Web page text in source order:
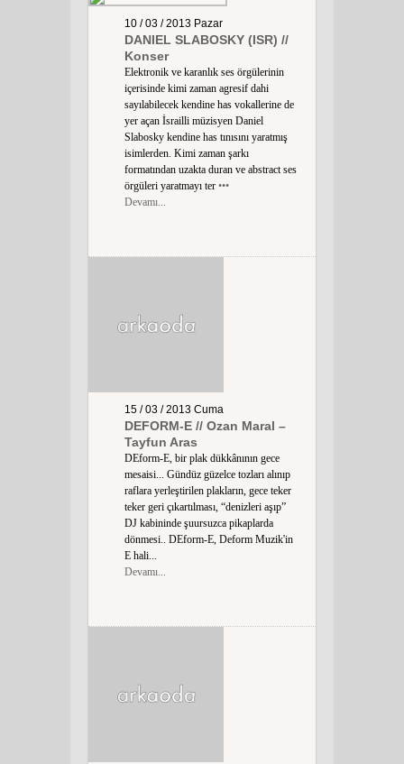
10 / 03 / 2013 Pazar
DANIEL SLABOSKY (ISR) //
Konser
Elektronik ve karanlık ses örgülerinin
içerisinde kimi zaman agresif dahi
sayılabilecek kendine has vokallerine de
yer açan İsrailli müzisyen Daniel
Slabosky kendine has tınısını yaratmış
isimlerden. Kimi zaman şarkı
formatından uzakta duran ve abstract ses
örgüleri yaratmayı ter •••
Devamı...
15 / 03 / 2013 Cuma
DEFORM-E // Ozan Maral –
Tayfun Aras
DEform-E, bir plak dükkânının gece
mesaisi... Gündüz güzelce tozları alınıp
raflara yerleştirilen plakların, gece teker
teker geri çıkartılması, “denizleri aşıp”
DJ kabininde şuursuzca pikaplarda
dönmesi.. DEform-E, Deform Muzik'in
E hali...
Devamı...